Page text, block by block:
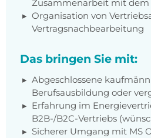
Zusammenarbeit mit
Organisation von
Vertragsnachbearbeitung
Das bringen Sie mit:
Abgeschlossene
Berufsausbildung oder
Erfahrung im
B2B-/B2C-Vertriebs
Sicherer Umgang mit MS